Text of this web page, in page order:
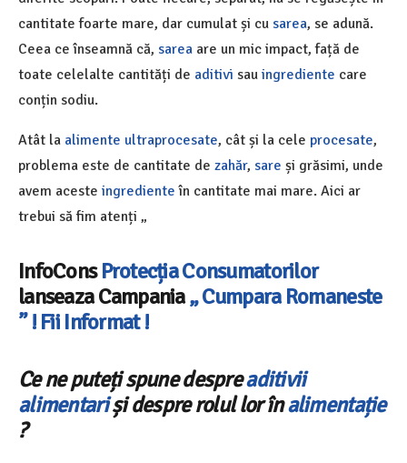
cantitate foarte mare, dar cumulat și cu sarea, se adună.
Ceea ce înseamnă că, sarea are un mic impact, față de
toate celelalte cantități de aditivi sau ingrediente care
conțin sodiu.
Atât la alimente ultraprocesate, cât și la cele procesate,
problema este de cantitate de zahăr, sare și grăsimi, unde
avem aceste ingrediente în cantitate mai mare. Aici ar
trebui să fim atenți „
InfoConsProtecția Consumatorilor
lanseaza Campania„ Cumpara Romaneste
” ! Fii Informat !
Ce ne puteți spune despreaditivii
alimentariși despre rolul lor înalimentație
?